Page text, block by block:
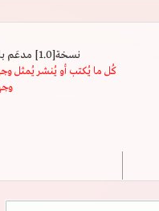
نسخة[1.0] مدعَم بالسرعة | يدعم كافة المتصفحات
كُل ما يُكتب أو يُنشر يُمثل